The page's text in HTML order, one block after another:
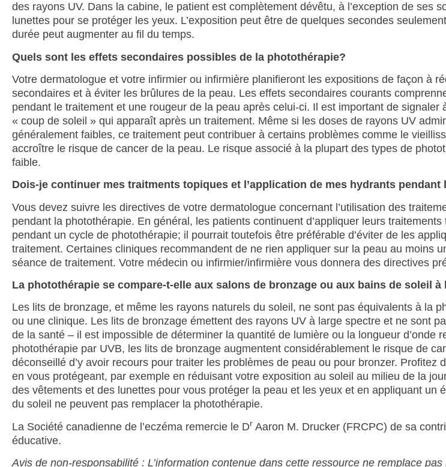
des rayons UV. Dans la cabine, le patient est complètement dévêtu, à l’exception de ses
lunettes pour se protéger les yeux. L’exposition peut être de quelques secondes
durée peut augmenter au fil du temps.
Quels sont les effets secondaires possibles de la photothérapie?
Votre dermatologue et votre infirmier ou infirmière planifieront les expositions de façon à
secondaires et à éviter les brûlures de la peau. Les effets secondaires courants
pendant le traitement et une rougeur de la peau après celui-ci. Il est important de signaler
« coup de soleil » qui apparaît après un traitement. Même si les doses de rayons UV
généralement faibles, ce traitement peut contribuer à certains problèmes comme le
accroître le risque de cancer de la peau. Le risque associé à la plupart des types de
faible.
Dois-je continuer mes traitments topiques et l’application de mes hydrants pendant
Vous devez suivre les directives de votre dermatologue concernant l’utilisation des
pendant la photothérapie. En général, les patients continuent d’appliquer leurs
pendant un cycle de photothérapie; il pourrait toutefois être préférable d’éviter de les
traitement. Certaines cliniques recommandent de ne rien appliquer sur la peau au moins
séance de traitement. Votre médecin ou infirmier/infirmière vous donnera des directives
La photothérapie se compare-t-elle aux salons de bronzage ou aux bains de soleil à
Les lits de bronzage, et même les rayons naturels du soleil, ne sont pas équivalents à la
ou une clinique. Les lits de bronzage émettent des rayons UV à large spectre et ne sont
de la santé – il est impossible de déterminer la quantité de lumière ou la longueur d’onde
photothérapie par UVB, les lits de bronzage augmentent considérablement le risque de
déconseillé d’y avoir recours pour traiter les problèmes de peau ou pour bronzer. Profitez
en vous protégeant, par exemple en réduisant votre exposition au soleil au milieu de la
des vêtements et des lunettes pour vous protéger la peau et les yeux et en appliquant un
du soleil ne peuvent pas remplacer la photothérapie.
La Société canadienne de l’eczéma remercie le Dr Aaron M. Drucker (FRCPC) de sa
éducative.
Avis de non-responsabilité : L’information contenue dans cette ressource ne remplace